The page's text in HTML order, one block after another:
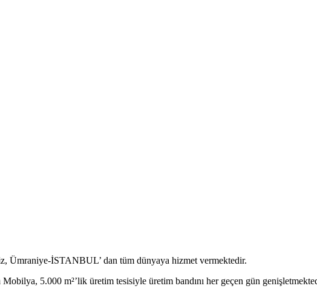
Ümraniye-İSTANBUL’ dan tüm dünyaya hizmet vermektedir.
5.000 m²’lik üretim tesisiyle üretim bandını her geçen gün